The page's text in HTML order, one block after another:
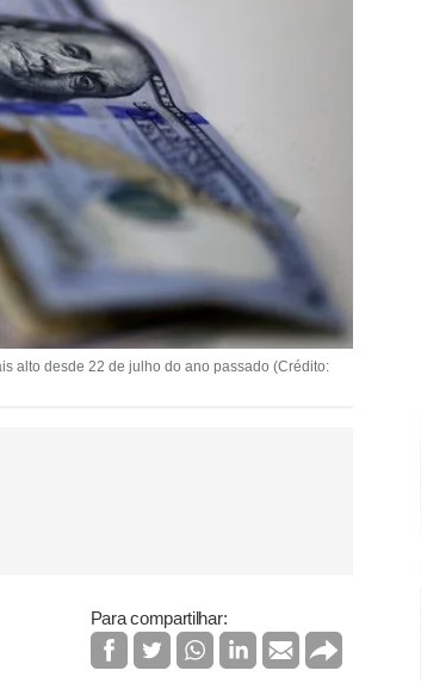
alto desde 22 de julho do ano passado (Crédito:
Para compartilhar: